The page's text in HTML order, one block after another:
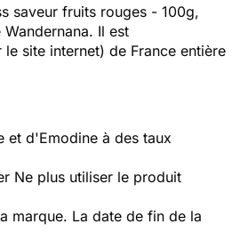
saveur fruits rouges - 100g,
Il est
site internet) de France entière
et d'Emodine à des taux
Ne plus utiliser le produit
marque. La date de fin de la